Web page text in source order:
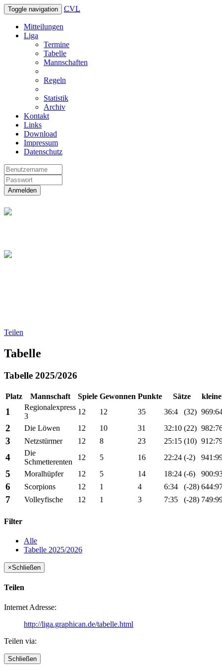
Toggle navigation CVL
Mitteilungen
Liga
Termine
Tabelle
Mannschaften
Regeln
Statistik
Archiv
Kontakt
Links
Download
Impressum
Datenschutz
Anmelden
Teilen
Tabelle
Tabelle 2025/2026
Platz Mannschaft Spiele Gewonnen Punkte Sätze
1
Regionalexpress
3
12 12 35 36:4 (32)
2 Die Löwen 12 10 31 32:10 (22)
3 Netzstürmer 12 8 23 25:15 (10)
4
Die
Schmetterenten
12 5 16 22:24 (-2)
5 Moralhüpfer 12 5 14 18:24 (-6)
6 Scorpions 12 1 4 6:34 (-28)
7 Volleyfische 12 1 3 7:35 (-28)
Filter
Alle
Tabelle 2025/2026
×Schließen
Teilen
Internet Adresse:
http://liga.graphican.de/tabelle.html
Teilen via:
Schließen